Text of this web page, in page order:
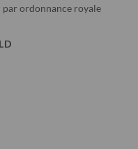
ordonnance royale